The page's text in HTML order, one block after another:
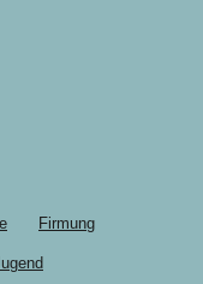
Firmung